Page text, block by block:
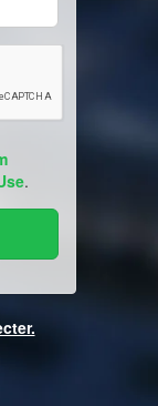
.